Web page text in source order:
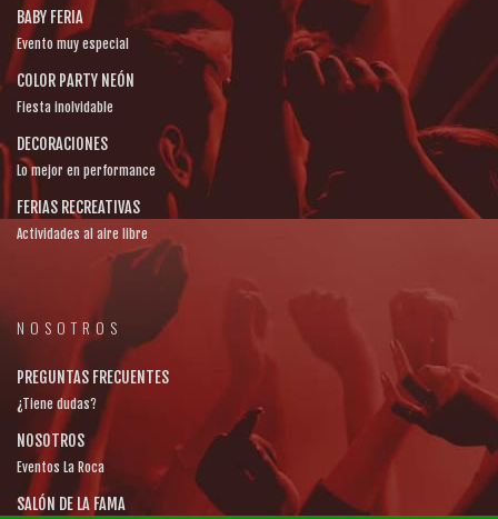
BABY FERIA
Evento muy especial
COLOR PARTY NEÓN
Fiesta inolvidable
DECORACIONES
Lo mejor en performance
FERIAS RECREATIVAS
Actividades al aire libre
NOSOTROS
PREGUNTAS FRECUENTES
¿Tiene dudas?
NOSOTROS
Eventos La Roca
SALÓN DE LA FAMA